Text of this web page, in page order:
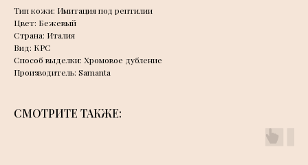
Тип кожи: Имитация под рептилии
Цвет: Бежевый
Страна: Италия
Вид: КРС
Способ выделки: Хромовое дубление
Производитель: Samanta
СМОТРИТЕ ТАКЖЕ: